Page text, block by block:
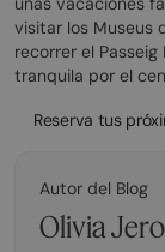
visitar los Museus
recorrer el
tranquila por el
Reserva tus
Autor del Blog
Olivia Jero